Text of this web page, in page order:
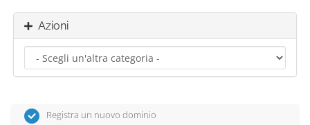
Azioni
Registra un nuovo dominio